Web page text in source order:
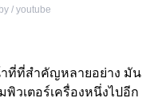
/ youtube
ที่ที่สำคัญหลายอย่าง มัน
พิวเตอร์เครื่องหนึ่งไปอีก